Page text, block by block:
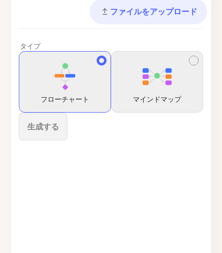
ファイルをアップロード
タイプ
フローチャート マインドマップ
生成する